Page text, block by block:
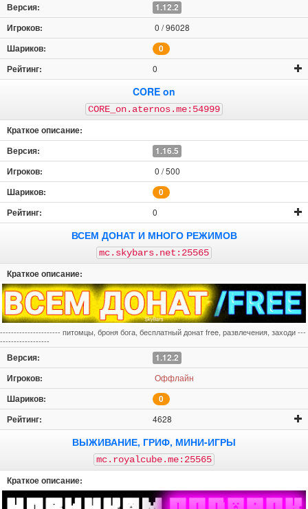
1.12.2
0 / 96028
0
0
CORE on
CORE_on.aternos.me:54999
1.16.5
0 / 500
0
0
ВСЕМ ДОНАТ И МНОГО РЕЖИМОВ
mc.skybars.net:25565
---------------------- питомцы, броня бога, бесплатный донат free, развлечения, заходи ---
------------------
1.12.2
Оффлайн
0
4628
ВЫЖИВАНИЕ, ГРИФ, МИНИ-ИГРЫ
mc.royalcube.me:25565